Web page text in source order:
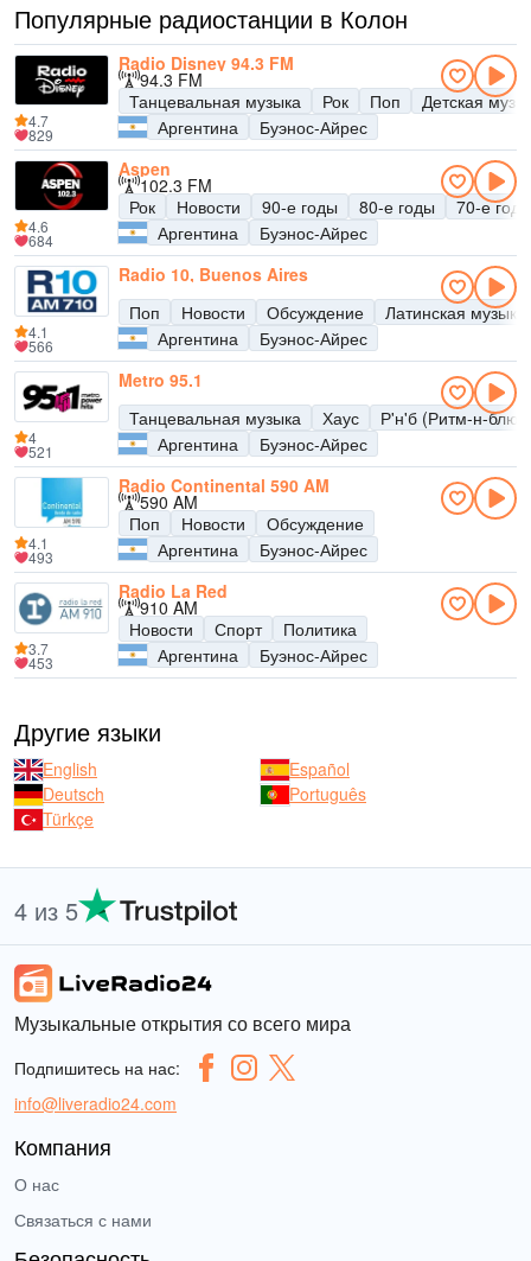
Популярные радиостанции в Колон
Radio Disney 94.3 FM
94.3 FM
Танцевальная музыка
Рок Поп
Детская
Аргентина
Буэнос-Айрес
4.7
829
Aspen
102.3 FM
Рок
Новости 90-е годы 80-е годы
70-е годы
Аргентина
Буэнос-Айрес
4.6
684
Radio 10, Buenos Aires
Поп
Новости Обсуждение
Латинская музыка
Аргентина
Буэнос-Айрес
4.1
566
Metro 95.1
Танцевальная музыка
Хаус
Р'н'б (Ритм-н-блюз)
Аргентина
Буэнос-Айрес
4
521
Radio Continental 590 AM
590 AM
Поп
Новости
Обсуждение
Аргентина
Буэнос-Айрес
4.1
493
Radio La Red
910 AM
Новости
Спорт
Политика
Аргентина
Буэнос-Айрес
3.7
453
Другие языки
English
Español
Deutsch
Português
Türkçe
4 из 5
Музыкальные открытия со всего мира
Подпишитесь на нас:
info@liveradio24.com
Компания
О нас
Связаться с нами